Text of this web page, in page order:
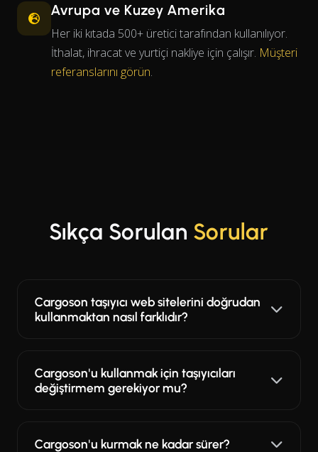
Avrupa ve Kuzey Amerika
Her iki kıtada 500+ üretici tarafından kullanılıyor.
İthalat, ihracat ve yurtiçi nakliye için çalışır. Müşteri
referanslarını görün.
Sıkça Sorulan Sorular
Cargoson taşıyıcı web sitelerini doğrudan
kullanmaktan nasıl farklıdır?
Cargoson'u kullanmak için taşıyıcıları
değiştirmem gerekiyor mu?
Cargoson'u kurmak ne kadar sürer?